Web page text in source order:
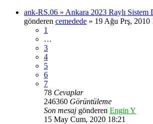
ank-RS.06 » Ankara 2023 Raylı Sistem
gönderen cemedede » 19 Ağu Prş, 2010
1
…
3
4
5
6
7
78 Cevaplar
246360 Görüntüleme
Son mesaj gönderen Engin Y
15 May Cum, 2020 18:21